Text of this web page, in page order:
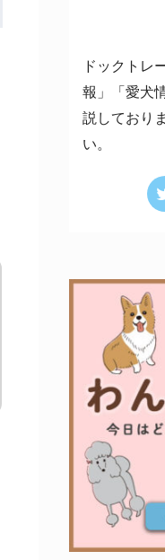
ドックトレ
報」「愛犬
説しており
い。